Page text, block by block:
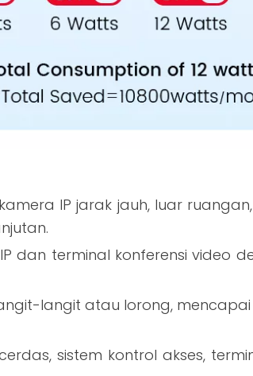
IP jarak jauh, luar
dan terminal konferensi video
langit atau lorong, mencapai
sistem kontrol akses,